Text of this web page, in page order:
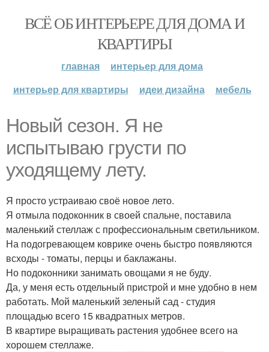
ВСЁ ОБ ИНТЕРЬЕРЕ ДЛЯ ДОМА И
КВАРТИРЫ
главная
интерьер для дома
интерьер для квартиры
идеи дизайна мебель
Новый сезон. Я не
испытываю грусти по
уходящему лету.
Я просто устраиваю своё новое лето.
Я отмыла подоконник в своей спальне, поставила
маленький стеллаж с профессиональным светильником.
На подогревающем коврике очень быстро появляются
всходы - томаты, перцы и баклажаны.
Но подоконники занимать овощами я не буду.
Да, у меня есть отдельный пристрой и мне удобно в нем
работать. Мой маленький зеленый сад - студия
площадью всего 15 квадратных метров.
В квартире выращивать растения удобнее всего на
хорошем стеллаже.